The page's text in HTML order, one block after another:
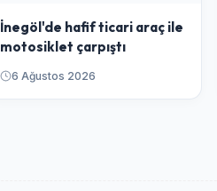
İnegöl'de hafif ticari araç ile
motosiklet çarpıştı
6 Ağustos 2026